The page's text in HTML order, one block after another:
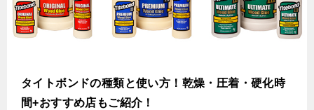
タイトボンドの種類と使い方！乾燥・圧着・硬化時
間+おすすめ店もご紹介！